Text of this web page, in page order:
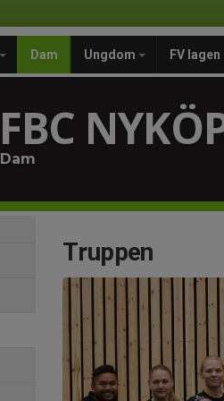
Dam Ungdom FV lagen
FBC
Dam
Truppen